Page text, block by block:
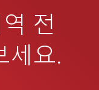
전
세요.